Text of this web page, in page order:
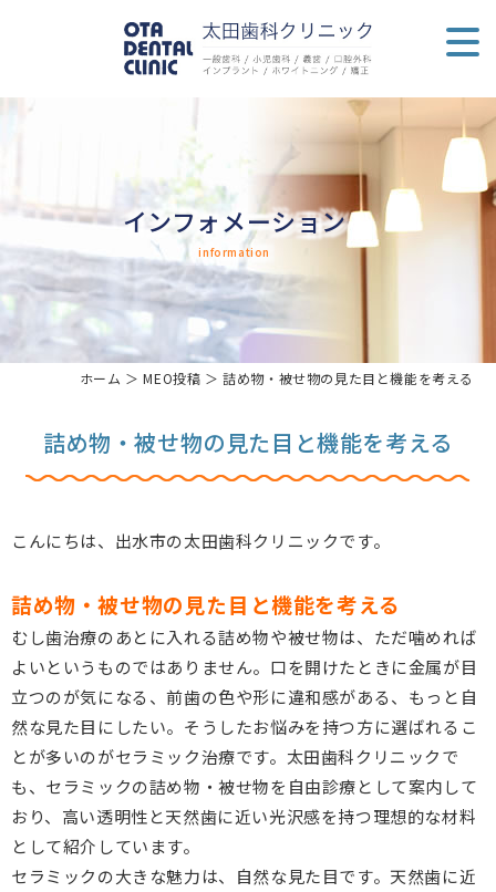
インフォメーション
information
ホーム ＞ MEO投稿 ＞ 詰め物・被せ物の見た目と機能を考える
詰め物・被せ物の見た目と機能を考える
こんにちは、出水市の太田歯科クリニックです。
詰め物・被せ物の見た目と機能を考える
むし歯治療のあとに入れる詰め物や被せ物は、ただ噛めれば
よいというものではありません。口を開けたときに金属が目
立つのが気になる、前歯の色や形に違和感がある、もっと自
然な見た目にしたい。そうしたお悩みを持つ方に選ばれるこ
とが多いのがセラミック治療です。太田歯科クリニックで
も、セラミックの詰め物・被せ物を自由診療として案内して
おり、高い透明性と天然歯に近い光沢感を持つ理想的な材料
として紹介しています。
セラミックの大きな魅力は、自然な見た目です。天然歯に近